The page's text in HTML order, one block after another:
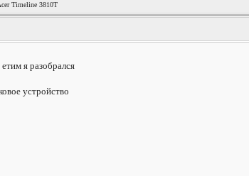
Timeline 3810T
я разобрался
устройство